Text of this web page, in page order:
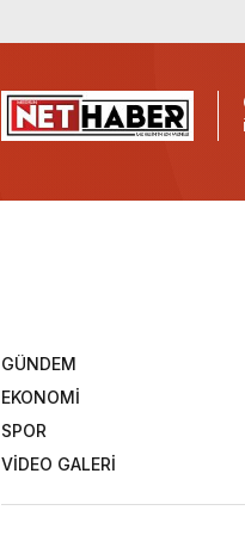
GÜNDEM
EKONOMİ
SPOR
VİDEO GALERİ